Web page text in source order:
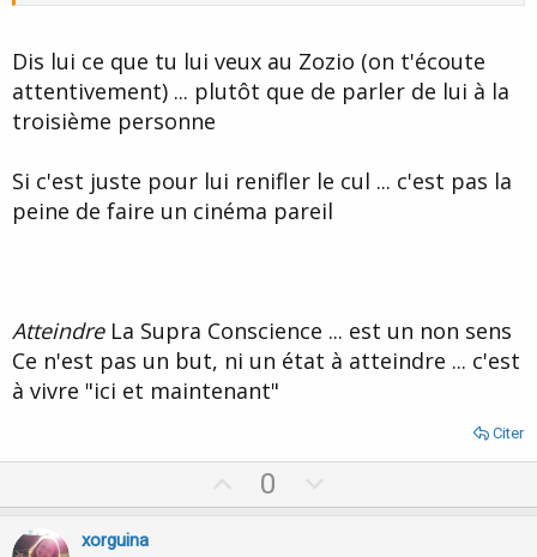
Dis lui ce que tu lui veux au Zozio (on t'écoute
attentivement) ... plutôt que de parler de lui à la
troisième personne
Si c'est juste pour lui renifler le cul ... c'est pas la
peine de faire un cinéma pareil
AtteindreLa Supra Conscience ... est un non sens
Ce n'est pas un but, ni un état à atteindre ... c'est
à vivre "ici et maintenant"
Citer
p
0
o
xorguina